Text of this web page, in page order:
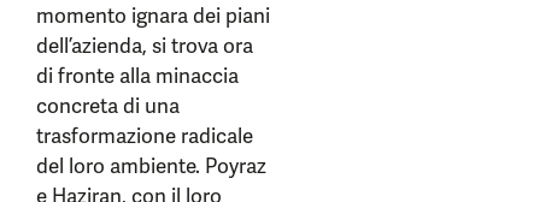
momento ignara dei piani
dell’azienda, si trova ora
di fronte alla minaccia
concreta di una
trasformazione radicale
del loro ambiente. Poyraz
e Haziran, con il loro